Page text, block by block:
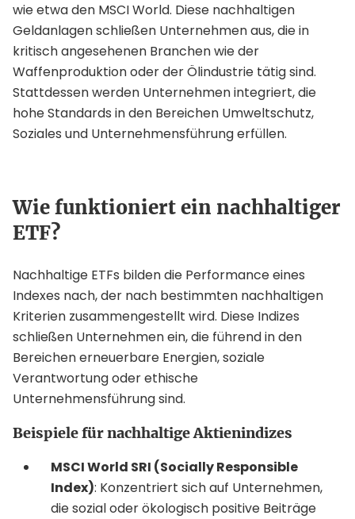
wie etwa den MSCI World. Diese nachhaltigen
Geldanlagen schließen Unternehmen aus, die in
kritisch angesehenen Branchen wie der
Waffenproduktion oder der Ölindustrie tätig sind.
Stattdessen werden Unternehmen integriert, die
hohe Standards in den Bereichen Umweltschutz,
Soziales und Unternehmensführung erfüllen.
Wie funktioniert ein nachhaltiger
ETF?
Nachhaltige ETFs bilden die Performance eines
Indexes nach, der nach bestimmten nachhaltigen
Kriterien zusammengestellt wird. Diese Indizes
schließen Unternehmen ein, die führend in den
Bereichen erneuerbare Energien, soziale
Verantwortung oder ethische
Unternehmensführung sind.
Beispiele für nachhaltige Aktienindizes
MSCI World SRI (Socially Responsible
Index): Konzentriert sich auf Unternehmen,
die sozial oder ökologisch positive Beiträge